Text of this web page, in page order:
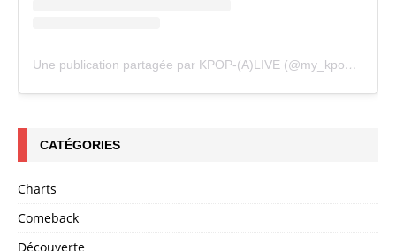
Une publication partagée par KPOP-(A)LIVE (@my_kpopalive)
CATÉGORIES
Charts
Comeback
Découverte